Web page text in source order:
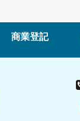
商業登記